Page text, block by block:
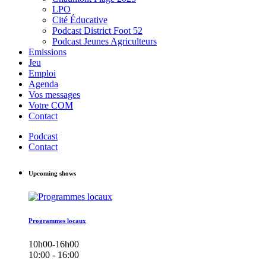
LPO
Cité Éducative
Podcast District Foot 52
Podcast Jeunes Agriculteurs
Emissions
Jeu
Emploi
Agenda
Vos messages
Votre COM
Contact
Podcast
Contact
Upcoming shows
Programmes locaux
10h00-16h00
10:00 - 16:00